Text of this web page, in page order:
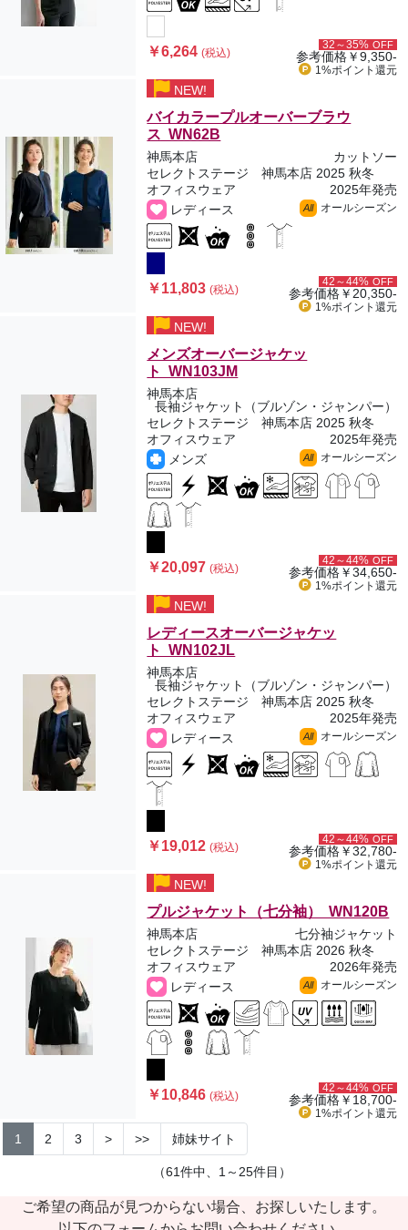
￥6,264(税込)
32～35% OFF
参考価格￥9,350-
1%ポイント 還元
NEW!
バイカラープルオーバーブラウ
ス WN62B
神馬本店
カットソー
セレクトステージ 神馬本店 2025 秋冬
オフィスウェア
2025年発売
レディース
All オールシーズン
￥11,803(税込)
42～44% OFF
参考価格￥20,350-
1%ポイント 還元
NEW!
メンズオーバージャケッ
ト WN103JM
神馬本店
長袖ジャケット（ブルゾン・ジャンパー）
セレクトステージ 神馬本店 2025 秋冬
オフィスウェア
2025年発売
メンズ
All オールシーズン
￥20,097(税込)
42～44% OFF
参考価格￥34,650-
1%ポイント 還元
NEW!
レディースオーバージャケッ
ト WN102JL
神馬本店
長袖ジャケット（ブルゾン・ジャンパー）
セレクトステージ 神馬本店 2025 秋冬
オフィスウェア
2025年発売
レディース
All オールシーズン
￥19,012(税込)
42～44% OFF
参考価格￥32,780-
1%ポイント 還元
NEW!
プルジャケット（七分袖） WN120B
神馬本店
七分袖ジャケット
セレクトステージ 神馬本店 2026 秋冬
オフィスウェア
2026年発売
レディース
All オールシーズン
￥10,846(税込)
42～44% OFF
参考価格￥18,700-
1%ポイント 還元
1 2 3 > >> 姉妹サイト
（61件中、1～25件目）
ご希望の商品が見つからない場合、お探しいたします。